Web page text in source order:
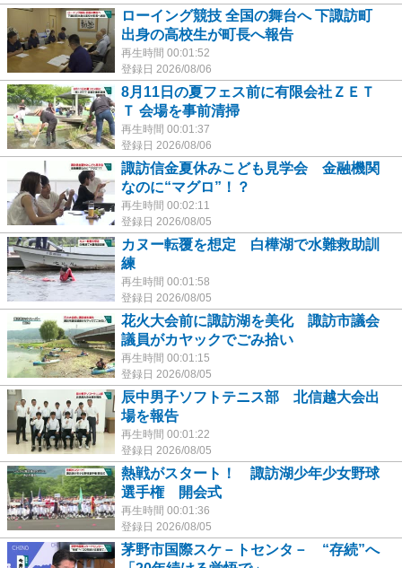
ローイング競技 全国の舞台へ 下諏訪町
出身の高校生が町長へ報告
再生時間 00:01:52
登録日 2026/08/06
8月11日の夏フェス前に有限会社ＺＥＴ
Ｔ 会場を事前清掃
再生時間 00:01:37
登録日 2026/08/06
諏訪信金夏休みこども見学会 金融機関
なのに“マグロ”！？
再生時間 00:02:11
登録日 2026/08/05
カヌー転覆を想定 白樺湖で水難救助訓
練
再生時間 00:01:58
登録日 2026/08/05
花火大会前に諏訪湖を美化 諏訪市議会
議員がカヤックでごみ拾い
再生時間 00:01:15
登録日 2026/08/05
辰中男子ソフトテニス部 北信越大会出
場を報告
再生時間 00:01:22
登録日 2026/08/05
熱戦がスタート！ 諏訪湖少年少女野球
選手権 開会式
再生時間 00:01:36
登録日 2026/08/05
茅野市国際スケ－トセンタ－ “存続”へ